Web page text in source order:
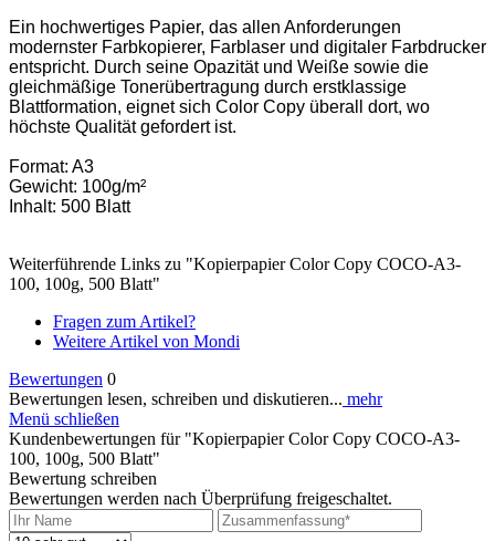
Ein hochwertiges Papier, das allen Anforderungen
modernster Farbkopierer, Farblaser und digitaler Farbdrucker
entspricht. Durch seine Opazität und Weiße sowie die
gleichmäßige Tonerübertragung durch erstklassige
Blattformation, eignet sich Color Copy überall dort, wo
höchste Qualität gefordert ist.
Format: A3
Gewicht: 100g/m²
Inhalt: 500 Blatt
Weiterführende Links zu "Kopierpapier Color Copy COCO-A3-
100, 100g, 500 Blatt"
Fragen zum Artikel?
Weitere Artikel von Mondi
Bewertungen 0
Bewertungen lesen, schreiben und diskutieren... mehr
Menü schließen
Kundenbewertungen für "Kopierpapier Color Copy COCO-A3-
100, 100g, 500 Blatt"
Bewertung schreiben
Bewertungen werden nach Überprüfung freigeschaltet.